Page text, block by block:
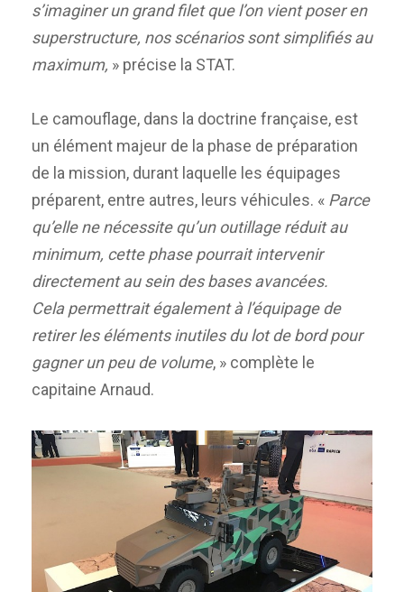
s’imaginer un grand filet que l’on vient poser en
superstructure, nos scénarios sont simplifiés au
maximum, » précise la STAT.
Le camouflage, dans la doctrine française, est
un élément majeur de la phase de préparation
de la mission, durant laquelle les équipages
préparent, entre autres, leurs véhicules. « Parce
qu’elle ne nécessite qu’un outillage réduit au
minimum, cette phase pourrait intervenir
directement au sein des bases avancées.
Cela permettrait également à l’équipage de
retirer les éléments inutiles du lot de bord pour
gagner un peu de volume, » complète le
capitaine Arnaud.